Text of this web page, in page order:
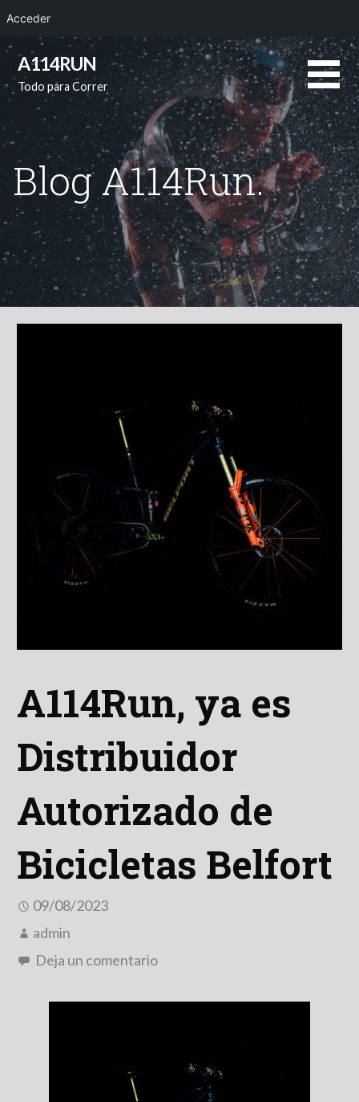
Saltar
contenido
A114RUN
Todo para Correr
Blog A114Run.
A114Run, ya es
Distribuidor
Autorizado de
Bicicletas Belfort
09/08/2023
admin
Deja un comentario
Acceder